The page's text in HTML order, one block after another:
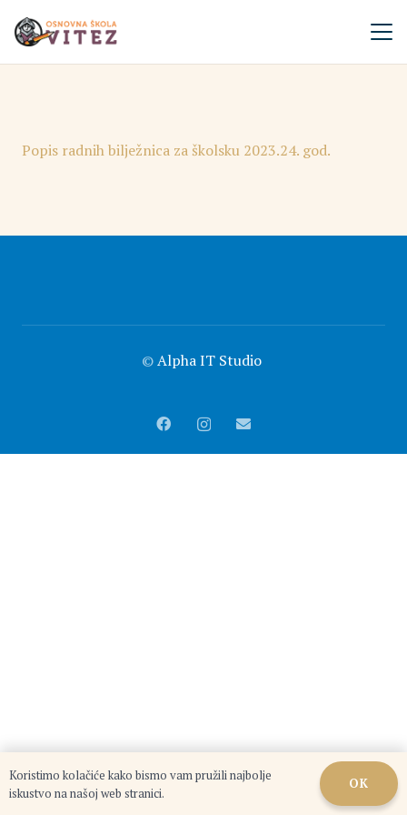
Popis radnih bilježnica za školsku 2023.24. god.
©Alpha IT Studio
Koristimo kolačiće kako bismo vam pružili najbolje
iskustvo na našoj web stranici.
OK